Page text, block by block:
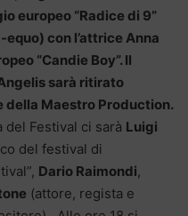
europeo “Radice di 9”
con l’attrice Anna
“Candie Boy”. Il
sarà ritirato
della Maestro Production.
del Festival ci sarà Luigi
del festival di
Dario Raimondi,
(attore, regista e